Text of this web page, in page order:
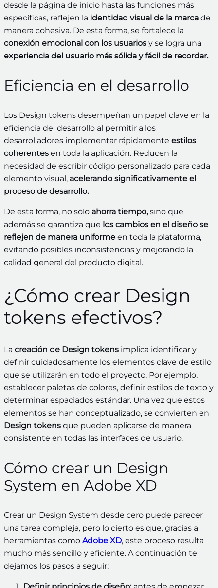
desde la página de inicio hasta las funciones más
específicas, reflejen la identidad visual de la marca de
manera cohesiva. De esta forma, se fortalece la
conexión emocional con los usuarios y se logra una
experiencia del usuario más sólida y fácil de recordar.
Eficiencia en el desarrollo
Los Design tokens desempeñan un papel clave en la
eficiencia del desarrollo al permitir a los
desarrolladores implementar rápidamente estilos
coherentes en toda la aplicación. Reducen la
necesidad de escribir código personalizado para cada
elemento visual, acelerando significativamente el
proceso de desarrollo.
De esta forma, no sólo ahorra tiempo,sino que
además se garantiza que los cambios en el diseño se
reflejen de manera uniforme en toda la plataforma,
evitando posibles inconsistencias y mejorando la
calidad general del producto digital.
¿Cómo crear Design
tokens efectivos?
La creación de Design tokens implica identificar y
definir cuidadosamente los elementos clave de estilo
que se utilizarán en todo el proyecto. Por ejemplo,
establecer paletas de colores, definir estilos de texto y
determinar espaciados estándar. Una vez que estos
elementos se han conceptualizado, se convierten en
Design tokens que pueden aplicarse de manera
consistente en todas las interfaces de usuario.
Cómo crear un Design
System en Adobe XD
Crear un Design System desde cero puede parecer
una tarea compleja, pero lo cierto es que, gracias a
herramientas como Adobe XD, este proceso resulta
mucho más sencillo y eficiente. A continuación te
dejamos los pasos a seguir: